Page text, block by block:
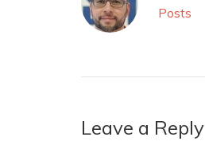
Posts
Leave a Reply